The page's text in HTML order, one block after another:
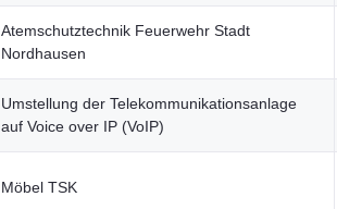
Atemschutztechnik Feuerwehr Stadt
Nordhausen
Umstellung der Telekommunikationsanlage
auf Voice over IP (VoIP)
Möbel TSK